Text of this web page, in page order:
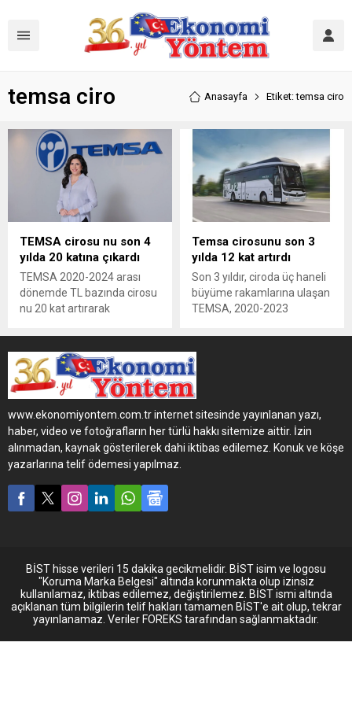
temsa ciro Anasayfa Etiket: temsa ciro
TEMSA cirosu nu son 4
yılda 20 katına çıkardı
TEMSA 2020-2024 arası
dönemde TL bazında cirosu
nu 20 kat artırarak
sanayi şirketleri arasında yer
aldı.
Temsa cirosunu son 3
yılda 12 kat artırdı
Son 3 yıldır, ciroda üç haneli
büyüme rakamlarına ulaşan
TEMSA, 2020-2023
bazında yüzde 1.090, dolar
bazında ise yüzde 252
oranında artırdı. 2023 yılını,
ihracatta da yeni rekorlarla
tamamlayan TEMSA,
ihracat gelirlerini 2022
sonuna göre yüzde 92’lik
yükselişle 182 milyon dolara
www.ekonomiyontem.com.tr internet sitesinde yayınlanan yazı,
haber, video ve fotoğrafların her türlü hakkı sitemize aittir. İzin
alınmadan, kaynak gösterilerek dahi iktibas edilemez. Konuk ve köşe
yazarlarına telif ödemesi yapılmaz.
BİST hisse verileri 15 dakika gecikmelidir. BİST isim ve logosu
"Koruma Marka Belgesi" altında korunmakta olup izinsiz
kullanılamaz, iktibas edilemez, değiştirilemez. BİST ismi altında
açıklanan tüm bilgilerin telif hakları tamamen BİST'e ait olup, tekrar
yayınlanamaz. Veriler FOREKS tarafından sağlanmaktadır.